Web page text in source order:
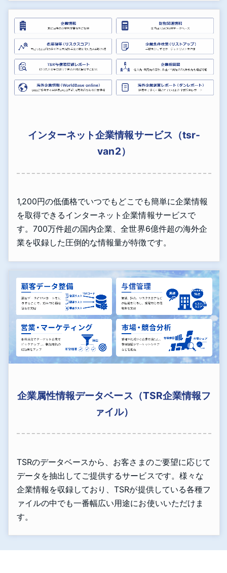
インターネット企業情報サービス（tsr-
van2）
1,200円の低価格でいつでもどこでも簡単に企業情報
を取得できるインターネット企業情報サービスで
す。700万件超の国内企業、全世界6億件超の海外企
業を収録した圧倒的な情報量が特徴です。
企業属性情報データベース（TSR企業情報フ
ァイル）
TSRのデータベースから、お客さまのご要望に応じて
データを抽出してご提供するサービスです。様々な
企業情報を収録しており、TSRが提供している各種フ
ァイルの中でも一番幅広い用途にお使いいただけま
す。